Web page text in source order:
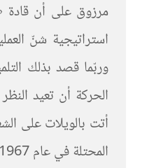
مرزوق على أن قادة
استراتيجية شنّ
وربّما قصد بذلك
الحركة أن تعيد
أتت بالويلات على